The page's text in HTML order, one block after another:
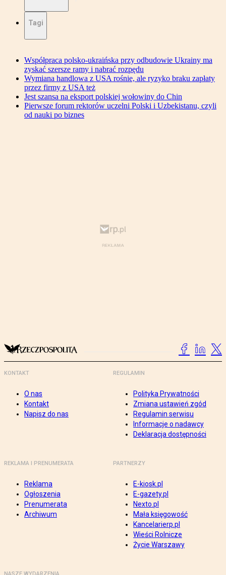
Tagi
Współpraca polsko-ukraińska przy odbudowie Ukrainy ma
zyskać szersze ramy i nabrać rozpędu
Wymiana handlowa z USA rośnie, ale ryzyko braku zapłaty
przez firmy z USA też
Jest szansa na eksport polskiej wołowiny do Chin
Pierwsze forum rektorów uczelni Polski i Uzbekistanu, czyli
od nauki po biznes
KONTAKT
O nas
Kontakt
Napisz do nas
REGULAMIN
Polityka Prywatności
Zmiana ustawień zgód
Regulamin serwisu
Informacje o nadawcy
Deklaracja dostępności
REKLAMA I PRENUMERATA
Reklama
Ogłoszenia
Prenumerata
Archiwum
PARTNERZY
E-kiosk.pl
E-gazety.pl
Nexto.pl
Mała księgowość
Kancelarierp.pl
Wieści Rolnicze
Życie Warszawy